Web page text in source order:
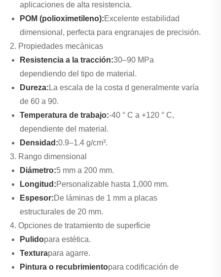
aplicaciones de alta resistencia.
POM (polioximetileno):Excelente estabilidad
dimensional, perfecta para engranajes de precisión.
2. Propiedades mecánicas
Resistencia a la tracción:30–90 MPa
dependiendo del tipo de material.
Dureza: La escala de la costa d generalmente varía
de 60 a 90.
Temperatura de trabajo:-40 ° C a +120 ° C,
dependiente del material.
Densidad:0.9–1.4 g/cm³.
3. Rango dimensional
Diámetro:5 mm a 200 mm.
Longitud:Personalizable hasta 1,000 mm.
Espesor:De láminas de 1 mm a placas
estructurales de 20 mm.
4. Opciones de tratamiento de superficie
Pulidopara estética.
Texturapara agarre.
Pintura o recubrimientopara codificación de